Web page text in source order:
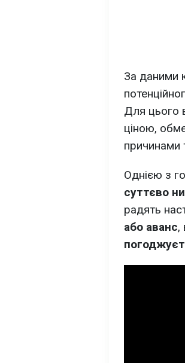
За даними
Для цього
ціною,
причинами
Однією з
суттєво
радять
або аванс,